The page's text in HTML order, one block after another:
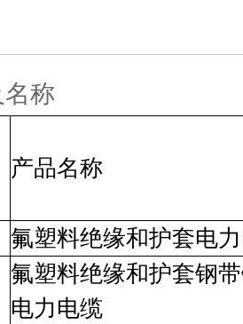
称
产品名称
氟塑料绝缘和护套电
氟塑料绝缘和护套钢
电力电缆